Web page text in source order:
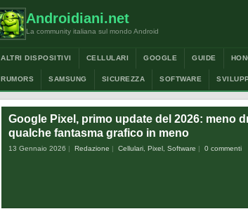
Androidiani.net
La community italiana sul mondo Android
ALTRI DISPOSITIVI CELLULARI GOOGLE GUIDE
RUMORS SAMSUNG SICUREZZA SOFTWARE
Google Pixel, primo update del 2026: meno
qualche fantasma grafico in meno
13 Gennaio 2026 Redazione Cellulari Pixel Software 0 commenti